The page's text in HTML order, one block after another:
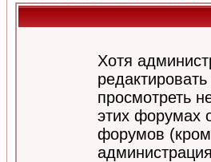
Хотя
просмотреть
этих форумах
форумов